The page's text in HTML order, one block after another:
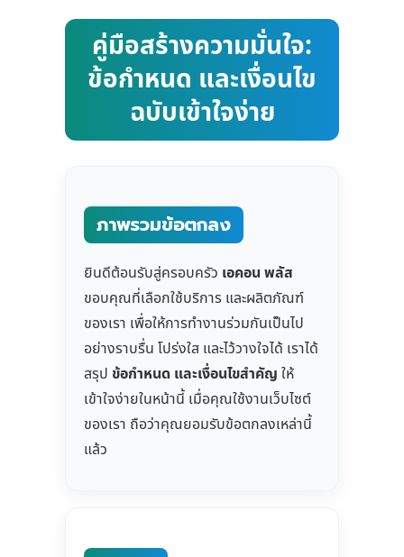
คู่มือสร้างความมั่นใจ:
ข้อกำหนด และเงื่อนไข
ฉบับเข้าใจง่าย
ภาพรวมข้อตกลง
ยินดีต้อนรับสู่ครอบครัว เอคอน พลัส
ขอบคุณที่เลือกใช้บริการ และผลิตภัณฑ์
ของเรา เพื่อให้การทำงานร่วมกันเป็นไป
อย่างราบรื่น โปร่งใส และไว้วางใจได้ เราได้
สรุป ข้อกำหนด และเงื่อนไขสำคัญ ให้
เข้าใจง่ายในหน้านี้ เมื่อคุณใช้งานเว็บไซต์
ของเรา ถือว่าคุณยอมรับข้อตกลงเหล่านี้
แล้ว